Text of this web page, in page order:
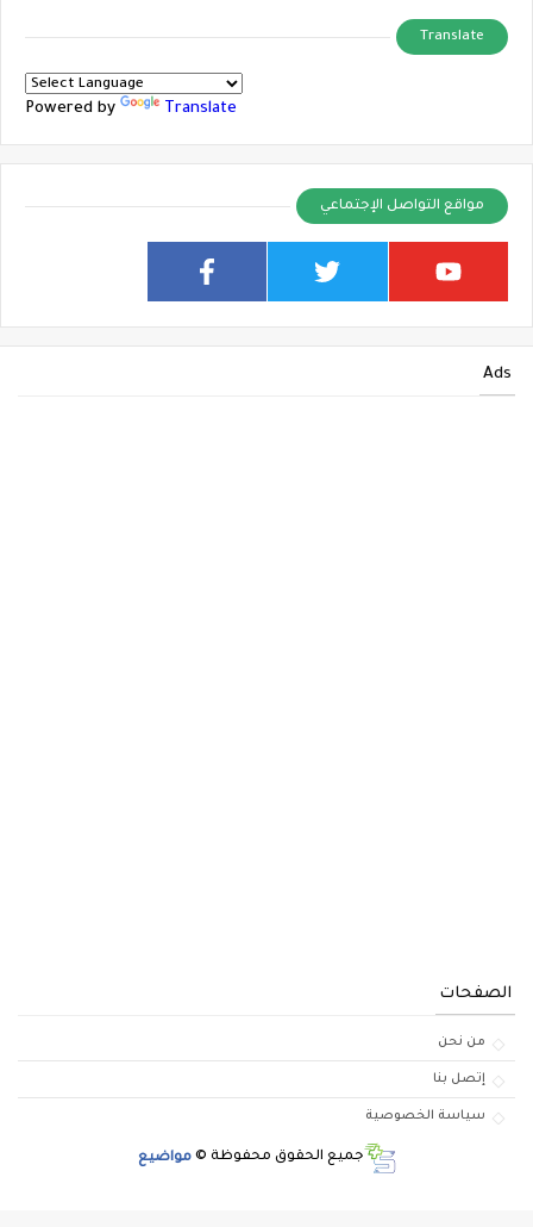
Translate
Powered by Translate
مواقع التواصل الإجتماعي
Ads
الصفحات
من نحن
إتصل بنا
سياسة الخصوصية
جميع الحقوق محفوظة © مواضيع